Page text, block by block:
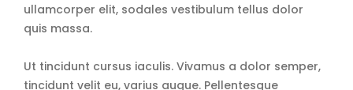
ullamcorper elit, sodales vestibulum tellus dolor
quis massa.
Ut tincidunt cursus iaculis. Vivamus a dolor semper,
tincidunt velit eu, varius augue. Pellentesque